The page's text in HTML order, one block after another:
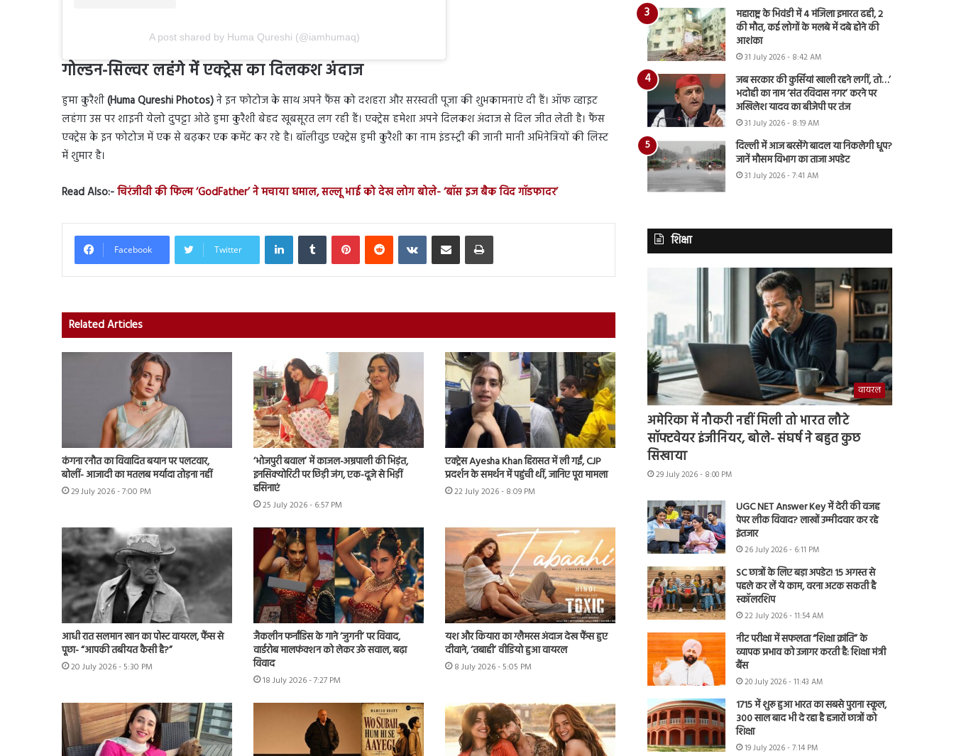
A post shared by Huma Qureshi (@iamhumaq)
गोल्डन-सिल्वर लहंगे में एक्ट्रेस का दिलकश अंदाज
हुमा कुरैशी(Huma Qureshi Photos)ने इन फोटोज के साथ अपने फैंस को दशहरा और सरस्वती पूजा की शुभकामनाएं दी हैं। ऑफ व्हाइट
लहंगा उस पर शाइनी येलो दुपट्टा ओढे हुमा कुरैशी बेहद खूबसूरत लग रही हैं। एक्ट्रेस हमेशा अपने दिलकश अंदाज से दिल जीत लेती है। फैंस
एक्ट्रेस के इन फोटोज में एक से बढ़कर एक कमेंट कर रहे है। बॉलीवुड एक्ट्रेस हुमी कुरैशी का नाम इंडस्ट्री की जानी मानी अभिनेत्रियों की लिस्ट
में शुमार है।
Read Also:-चिरंजीवी की फिल्म ‘GodFather’ ने मचाया धमाल, सल्लू भाई को देख लोग बोले- ‘बॉस इज बैक विद गॉडफादर’
Facebook Twitter
LinkedInTumblr PinterestReddit VKontakteShare via Email Print
Related Articles
कंगना रनौत का विवादित बयान पर पलटवार,
बोलीं- आजादी का मतलब मर्यादा तोड़ना नहीं
29 July 2026 - 7:00 PM
‘भोजपुरी बवाल’ में काजल-अम्रपाली की भिड़ंत,
इनसिक्योरिटी पर छिड़ी जंग, एक-दूजे से भिड़ीं
हसिनाएं
25 July 2026 - 6:57 PM
एक्ट्रेस Ayesha Khan हिरासत में ली गईं, CJP
प्रदर्शन के समर्थन में पहुंची थीं, जानिए पूरा मामला
22 July 2026 - 8:09 PM
आधी रात सलमान खान का पोस्ट वायरल, फैंस से
पूछा- “आपकी तबीयत कैसी है?”
20 July 2026 - 5:30 PM
जैकलीन फर्नांडिस के गाने ‘जुगनी’ पर विवाद,
वार्डरोब मालफंक्शन को लेकर उठे सवाल, बढ़ा
विवाद
18 July 2026 - 7:27 PM
यश और कियारा का ग्लैमरस अंदाज देख फैंस हुए
दीवाने, ‘तबाही’ वीडियो हुआ वायरल
8 July 2026 - 5:05 PM
महाराष्ट्र के भिवंडी में 4 मंजिला इमारत ढही, 2
की मौत, कई लोगों के मलबे में दबे होने की
आशंका
31 July 2026 - 8:42 AM
जब सरकार की कुर्सियां खाली रहने लगीं, तो…’
भदोही का नाम ‘संत रविदास नगर’ करने पर
अखिलेश यादव का बीजेपी पर तंज
31 July 2026 - 8:19 AM
दिल्ली में आज बरसेंगे बादल या निकलेगी धूप?
जानें मौसम विभाग का ताजा अपडेट
31 July 2026 - 7:41 AM
शिक्षा
वायरल
अमेरिका में नौकरी नहीं मिली तो भारत लौटे
सॉफ्टवेयर इंजीनियर, बोले- संघर्ष ने बहुत कुछ
सिखाया
29 July 2026 - 8:00 PM
UGC NET Answer Key में देरी की वजह
पेपर लीक विवाद? लाखों उम्मीदवार कर रहे
इंतजार
26 July 2026 - 6:11 PM
SC छात्रों के लिए बड़ा अपडेट! 15 अगस्त से
पहले कर लें ये काम, वरना अटक सकती है
स्कॉलरशिप
22 July 2026 - 11:54 AM
नीट परीक्षा में सफलता “शिक्षा क्रांति” के
व्यापक प्रभाव को उजागर करती है: शिक्षा मंत्री
बैंस
20 July 2026 - 11:43 AM
1715 में शुरू हुआ भारत का सबसे पुराना स्कूल,
300 साल बाद भी दे रहा है हजारों छात्रों को
शिक्षा
19 July 2026 - 7:14 PM